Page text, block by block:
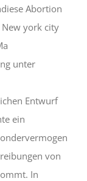
Abortion
york city
unter
Entwurf
ein
von
In